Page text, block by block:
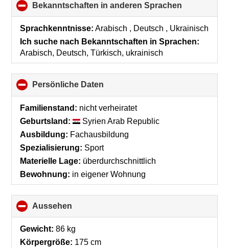
Bekanntschaften in anderen Sprachen
to
collapse
Sprachkenntnisse: Arabisch , Deutsch , Ukrainisch
Ich suche nach Bekanntschaften in Sprachen:
Arabisch, Deutsch, Türkisch, ukrainisch
Persönliche Daten
to
collapse
Familienstand: nicht verheiratet
Geburtsland:
Syrien Arab Republic
Ausbildung: Fachausbildung
Spezialisierung: Sport
Materielle Lage: überdurchschnittlich
Bewohnung: in eigener Wohnung
Aussehen
to
collapse
Gewicht: 86 kg
Körpergröße: 175 cm